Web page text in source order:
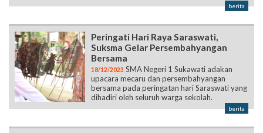
berita
Peringati Hari Raya Saraswati,
Suksma Gelar Persembahyangan
Bersama
18/12/2023 SMA Negeri 1 Sukawati adakan
upacara mecaru dan persembahyangan
bersama pada peringatan hari Saraswati yang
dihadiri oleh seluruh warga sekolah.
berita